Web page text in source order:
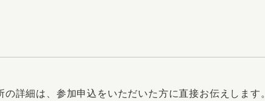
詳細は、参加申込をいただいた方に直接お伝えします。